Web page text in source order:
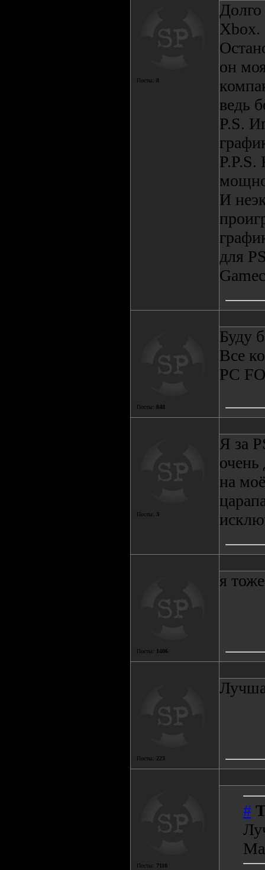
Посты: 8
Xbox.
он
ведь
P.S.
P.P.S.
И
для
Посты: 848
Буду
Все
PC
Посты: 3
Я за
очень
на
Посты: 1406
я
Посты: 223
Посты: 7110
#